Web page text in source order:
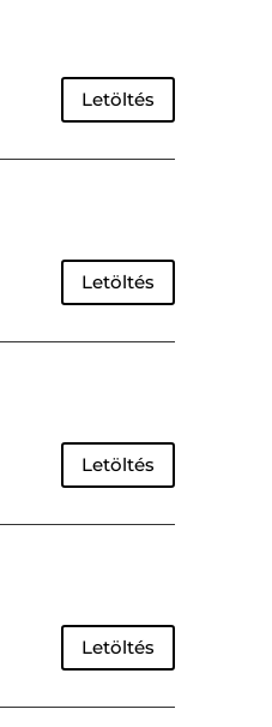
Letöltés
Letöltés
Letöltés
Letöltés